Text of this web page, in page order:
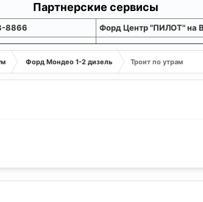
Партнерские сервисы
8866 Форд Центр "ПИЛОТ" на
Форд Мондео 1-2 дизель Троит по утрам